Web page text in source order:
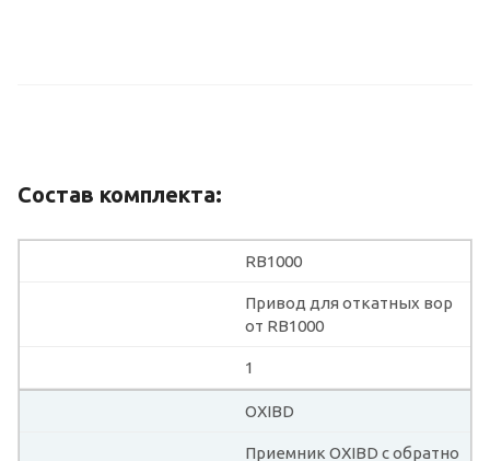
Состав комплекта:
RB1000
Привод для откатных вор
от RB1000
1
OXIBD
Приемник OXIBD с обратно